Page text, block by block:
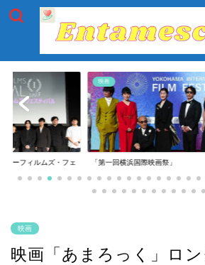
アーフィルムズ・フェ
映画
「第一回横浜国際映画祭」
映画
映画「あまろっく」ロン